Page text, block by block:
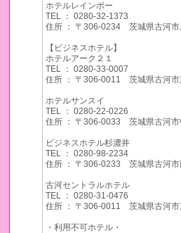
ホテルレインボー
TEL ： 0280-32-1373
住所 ： 〒306-0234 茨城県古河市
【ビジネスホテル】
ホテルアーク２１
TEL ： 0280-33-0007
住所 ： 〒306-0011 茨城県古河市
ホテルサンスイ
TEL ： 0280-22-0226
住所 ： 〒306-0033 茨城県古河市
ビジネスホテル杉濃井
TEL ： 0280-98-2234
住所 ： 〒306-0233 茨城県古河市
古河セントラルホテル
TEL ： 0280-31-0476
住所 ： 〒306-0011 茨城県古河市
・利用不可ホテル・